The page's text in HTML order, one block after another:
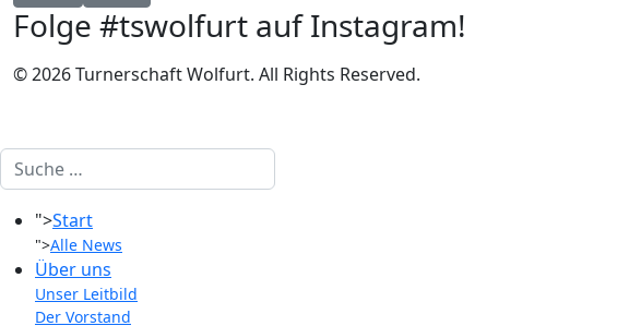
Folge #tswolfurt auf Instagram!
© 2026 Turnerschaft Wolfurt. All Rights Reserved.
Suchen
">Start
">Alle News
Über uns
Unser Leitbild
Der Vorstand